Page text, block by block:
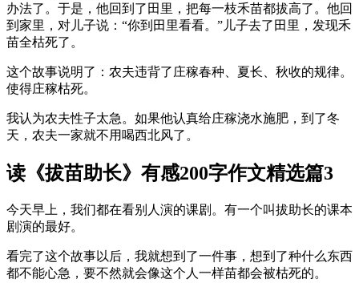
办法了。于是，他回到了田里，把每一枝禾苗都拔高了。他回
到家里，对儿子说：“你到田里看看。”儿子去了田里，发现禾
苗全枯死了。
这个故事说明了：农夫违背了庄稼春种、夏长、秋收的规律。
使得庄稼枯死。
我认为农夫性子太急。如果他认真给庄稼浇水施肥，到了冬
天，农夫一家就不用喝西北风了。
读《拔苗助长》有感200字作文精选篇3
今天早上，我们都在看别人演的课剧。有一个叫拔助长的课本
剧演的最好。
看完了这个故事以后，我就想到了一件事，想到了种什么东西
都不能心急，要不然就会像这个人一样苗都会被枯死的。